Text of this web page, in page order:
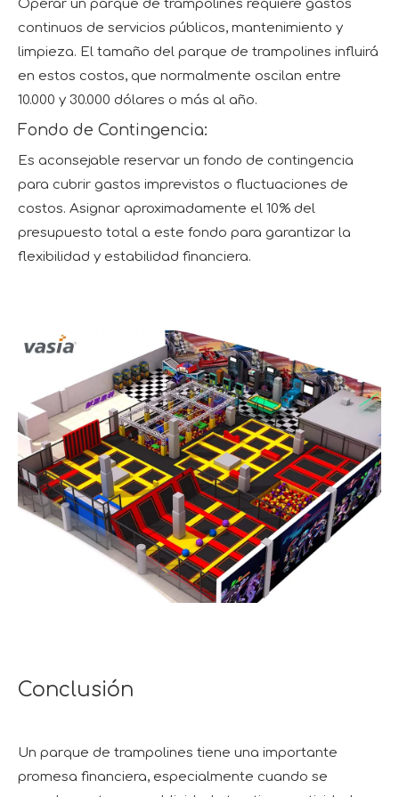
Operar un parque de trampolines requiere gastos
continuos de servicios públicos, mantenimiento y
limpieza. El tamaño del parque de trampolines influirá
en estos costos, que normalmente oscilan entre
10.000 y 30.000 dólares o más al año.
Fondo de Contingencia:
Es aconsejable reservar un fondo de contingencia
para cubrir gastos imprevistos o fluctuaciones de
costos. Asignar aproximadamente el 10% del
presupuesto total a este fondo para garantizar la
flexibilidad y estabilidad financiera.
Conclusión
Un parque de trampolines tiene una importante
promesa financiera, especialmente cuando se